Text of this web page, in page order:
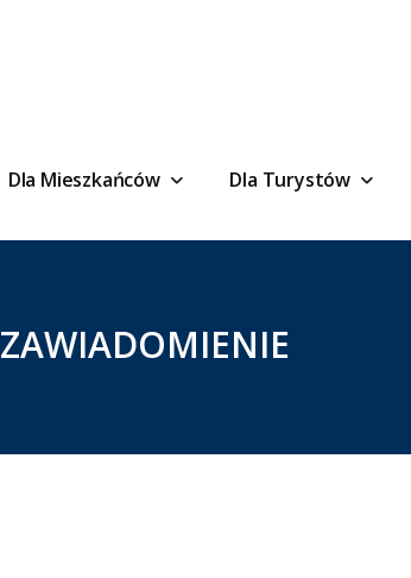
Dla Mieszkańców Dla Turystów
ZAWIADOMIENIE